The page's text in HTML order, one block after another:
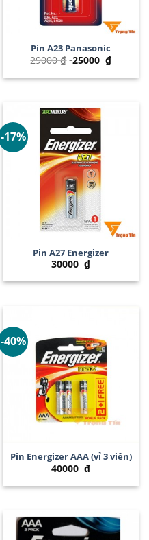
Pin A23 Panasonic
29000₫ 25000 ₫
-17%
Pin A27 Energizer
30000 ₫
-40%
Pin Energizer AAA (vỉ 3 viên)
40000 ₫